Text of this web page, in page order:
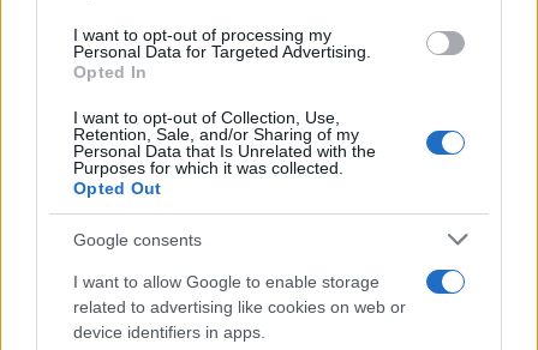
I want to opt-out of processing my
Personal Data for Targeted Advertising.
Opted In
I want to opt-out of Collection, Use,
Retention, Sale, and/or Sharing of my
Personal Data that Is Unrelated with the
Purposes for which it was collected.
Opted Out
Google consents
I want to allow Google to enable storage
related to advertising like cookies on web or
device identifiers in apps.
végén
Talán nem véletlen, hogy Harry herceg
Amerikában rendezte be főhadiszállását. A
jelenlegi amerikai közéletben ugyanis divatos
lett áldozatnak lenni. Mindenki áldozat akar
lenni, akit a rendszer, egy teljes társadalmi
réteg vagy egy csoport elnyomott. Harry
interjúi és könyve alapján újonnan fedezte fel